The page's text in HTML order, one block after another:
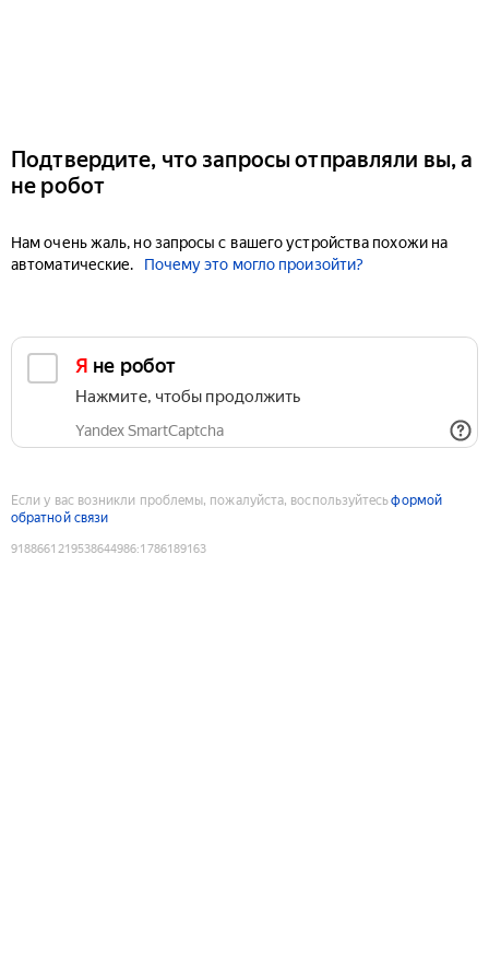
Подтвердите, что запросы отправляли вы, а
не робот
Нам очень жаль, но запросы с вашего устройства похожи на
автоматические.
Почему это могло произойти?
Я не робот
Нажмите, чтобы продолжить
Yandex SmartCaptcha
Если у вас возникли проблемы, пожалуйста, воспользуйтесьформой
обратной связи
9188661219538644986:1786189163